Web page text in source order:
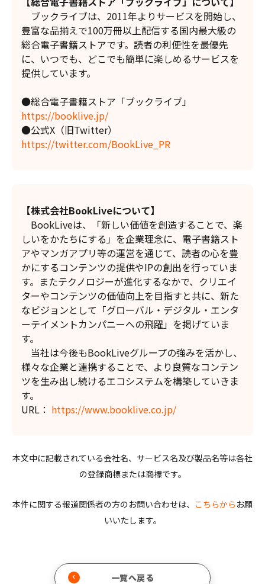
ブックライブは、2011年よりサービスを開始し、
豊富な品揃えで100万冊以上配信する国内最大級の
総合電子書籍ストアです。読者の利便性を最優先
に、いつでも、どこでも簡単に楽しめるサービスを
提供しています。
●総合電子書籍ストア「ブックライブ」
https://booklive.jp/
●公式X（旧Twitter）
https://twitter.com/BookLive_PR
【株式会社BookLiveについて】
BookLiveは、「新しい価値を創造することで、楽
しいをかたちにする」を企業理念に、電子書籍スト
アやマンガアプリ等の運営を通じて、読者の心を豊
かにするコンテンツの提供やIPの創出を行っていま
す。またテクノロジーが進化するなかで、クリエイ
ターやコンテンツの価値向上を目指すと共に、新た
なビジョンとして「グローバル・デジタル・エンタ
ーテイメントカンパニーへの飛躍」を掲げていま
す。
当社は今後もBookLiveグループの強みを活かし、
様々な企業と連携することで、より良質なコンテン
ツを生み出し続けるエコシステムを構築していきま
す。
URL： https://www.booklive.co.jp/
本文中に記載されている会社名、サービス名及び製品名等は各社
の登録商標または商標です。
本件に関する報道関係者の方のお問い合わせは、 こちらから お願
いいたします。
一覧へ戻る